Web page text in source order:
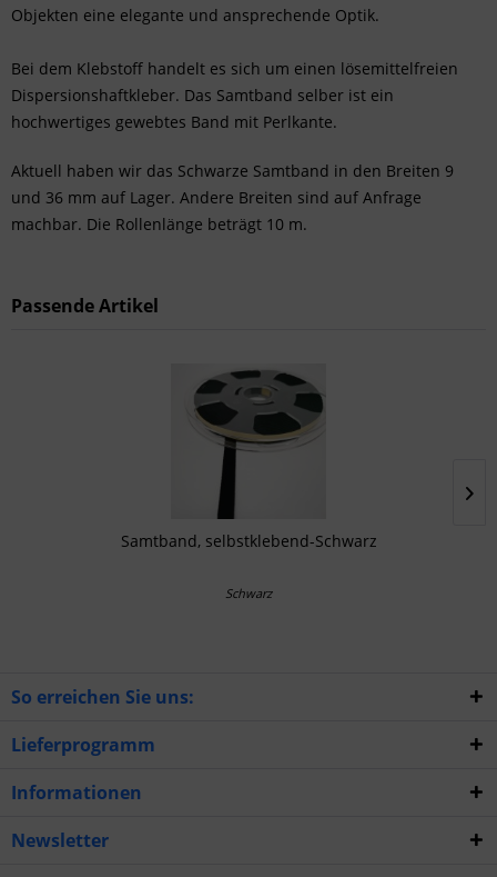
Objekten eine elegante und ansprechende Optik.
Bei dem Klebstoff handelt es sich um einen lösemittelfreien
Dispersionshaftkleber. Das Samtband selber ist ein
hochwertiges gewebtes Band mit Perlkante.
Aktuell haben wir das Schwarze Samtband in den Breiten 9
und 36 mm auf Lager. Andere Breiten sind auf Anfrage
machbar. Die Rollenlänge beträgt 10 m.
Passende Artikel
Samtband, selbstklebend-Schwarz
Schwarz
So erreichen Sie uns:
Lieferprogramm
Informationen
Newsletter